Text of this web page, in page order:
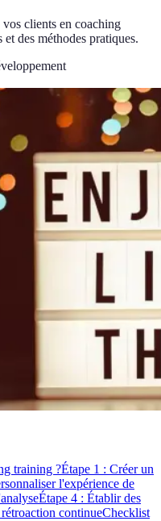
clients en coaching
des méthodes pratiques.
training ?Étape 1 : Créer un
l'expérience de
Étape 4 : Établir des
continueChecklist